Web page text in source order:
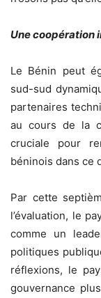
Une coopération
Le Bénin peut
sud-sud
partenaires
au cours de la
cruciale pour
béninois dans ce
Par cette
l’évaluation, le
comme un
politiques
réflexions, le
gouvernance